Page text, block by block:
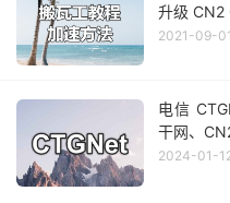
升级 CN2
2021-09-01
电信
干网、
2024-01-